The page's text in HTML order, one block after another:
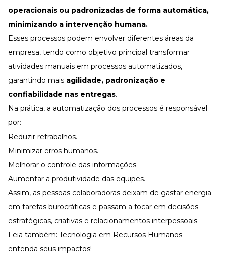
Kits
Materiais centralizados
Lives
Newsletters
operacionais ou padronizadas de forma automática,
minimizando a intervenção humana.
Esses processos podem envolver diferentes áreas da
empresa, tendo como objetivo principal transformar
atividades manuais em processos automatizados,
garantindo mais agilidade, padronização e
confiabilidade nas entregas.
Na prática, a automatização dos processos é responsável
por:
Reduzir retrabalhos.
Minimizar erros humanos.
Melhorar o controle das informações.
Aumentar a produtividade das equipes.
Assim, as pessoas colaboradoras deixam de gastar energia
em tarefas burocráticas e passam a focar em decisões
estratégicas, criativas e relacionamentos interpessoais.
Leia também: Tecnologia em Recursos Humanos —
entenda seus impactos!